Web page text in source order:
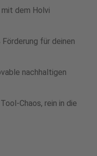
dem Holvi
für deinen
nachhaltigen
Chaos, rein in die